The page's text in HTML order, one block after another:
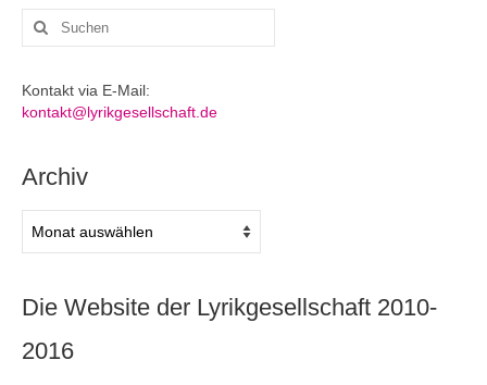
Suchen
nach:
Kontakt via E-Mail:
kontakt@lyrikgesellschaft.de
Archiv
Die Website der Lyrikgesellschaft 2010-
2016